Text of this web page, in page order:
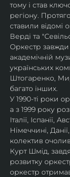
тому і став
регіону.
ставили відомі
Верді та
Оркестр завжди
академічній
українських
Штогаренко,
багато інших.
У 1990-ті роки
а з 1999 року
Італії, Іспанії,
Німеччині,
колектив
Курт Шмід,
розвитку
оркестр